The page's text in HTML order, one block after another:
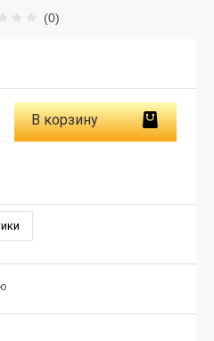
(0)
В корзину